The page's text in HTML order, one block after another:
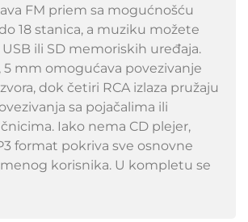
FM priem sa mogućnošću
18 stanica, a muziku možete
ili SD memoriskih uređaja.
5 mm omogućava povezivanje
dok četiri RCA izlaza pružaju
sa pojačalima ili
Iako nema CD plejer,
format pokriva sve osnovne
korisnika. U kompletu se